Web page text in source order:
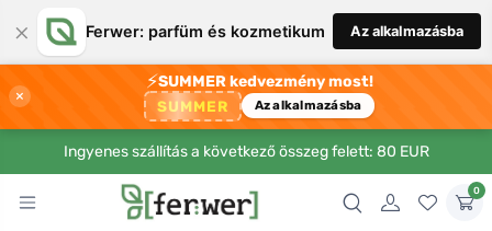
× Ferwer: parfüm és kozmetikum Az alkalmazásba
×
⚡SUMMER kedvezmény most!
SUMMER Az alkalmazásba
Ingyenes szállítás a következő összeg felett: 80 EUR
0